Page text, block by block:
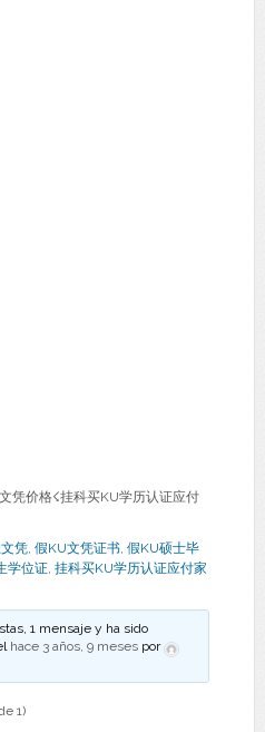
文凭价格☇挂科买KU学历认证应付
凭, 假KU文凭证书, 假KU硕士毕
学位证, 挂科买KU学历认证应付家
1 mensaje y ha sido
hace 3 años, 9 meses por
1)